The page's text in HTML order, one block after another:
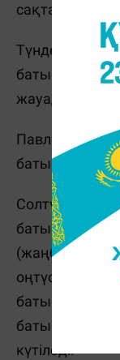
сақталады.
Түнде Абай
батысында
жауады.
Павлодар
батыстан жел
Солтүстік
батысында,
(жаңбыр,
оңтүстік-
батыстан жел
батысында,
күтіледі.